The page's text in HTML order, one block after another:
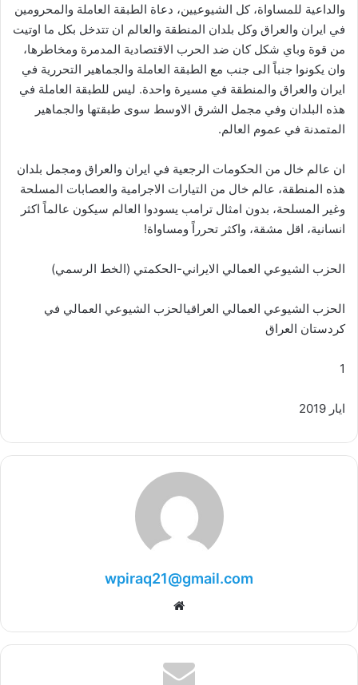
والداعية للمساواة، كل الشيوعيين، دعاة الطبقة العاملة والمحرومين
في ايران والعراق وكل بلدان المنطقة والعالم ان تتدخل بكل ما اوتيت
من قوة وباي شكل كان ضد الحرب الاقتصادية المدمرة ومخاطرها،
وان يكونوا جنباً الى جنب مع الطبقة العاملة والجماهير التحررية في
ايران والعراق والمنطقة في مسيرة واحدة. ليس للطبقة العاملة في
هذه البلدان وفي مجمل الشرق الاوسط سوى طبقتها والجماهير
المتمدنة في عموم العالم.
ان عالم خال من الحكومات الرجعية في ايران والعراق ومجمل بلدان
هذه المنطقة، عالم خال من التيارات الاجرامية والعصابات المسلحة
وغير المسلحة، بدون امثال ترامب يسودوا العالم سيكون عالماً اكثر
انسانية، اقل مشقة، واكثر تحرراً ومساواة!
الحزب الشيوعي العمالي الايراني-الحكمتي (الخط الرسمي)
الحزب الشيوعي العمالي العراقيالحزب الشيوعي العمالي في
كردستان العراق
1
ايار 2019
wpiraq21@gmail.com